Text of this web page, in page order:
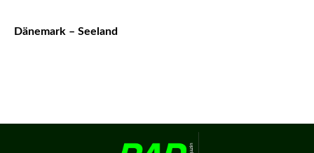
Dänemark – Seeland